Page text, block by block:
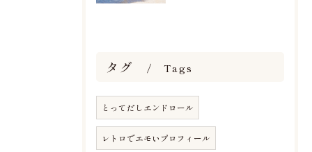
タグ Tags
とってだしエンドロール
レトロでエモいプロフィール